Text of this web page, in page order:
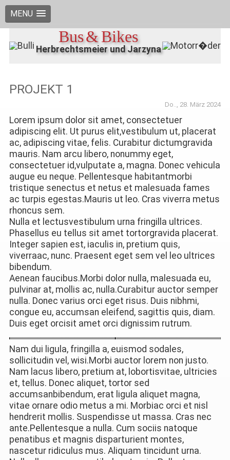
MENU
Bus & Bikes
Herbrechtsmeier und Jarzyna
PROJEKT 1
Do.., 28. März 2024
Lorem ipsum dolor sit amet, consectetuer
adipiscing elit. Ut purus elit,vestibulum ut, placerat
ac, adipiscing vitae, felis. Curabitur dictumgravida
mauris. Nam arcu libero, nonummy eget,
consectetuer id,vulputate a, magna. Donec vehicula
augue eu neque. Pellentesque habitantmorbi
tristique senectus et netus et malesuada fames
ac turpis egestas.Mauris ut leo. Cras viverra metus
rhoncus sem.
Nulla et lectusvestibulum urna fringilla ultrices.
Phasellus eu tellus sit amet tortorgravida placerat.
Integer sapien est, iaculis in, pretium quis,
viverraac, nunc. Praesent eget sem vel leo ultrices
bibendum.
Aenean faucibus.Morbi dolor nulla, malesuada eu,
pulvinar at, mollis ac, nulla.Curabitur auctor semper
nulla. Donec varius orci eget risus. Duis nibhmi,
congue eu, accumsan eleifend, sagittis quis, diam.
Duis eget orcisit amet orci dignissim rutrum.
Nam dui ligula, fringilla a, euismod sodales,
sollicitudin vel, wisi.Morbi auctor lorem non justo.
Nam lacus libero, pretium at, lobortisvitae, ultricies
et, tellus. Donec aliquet, tortor sed
accumsanbibendum, erat ligula aliquet magna,
vitae ornare odio metus a mi. Morbiac orci et nisl
hendrerit mollis. Suspendisse ut massa. Cras nec
ante.Pellentesque a nulla. Cum sociis natoque
penatibus et magnis disparturient montes,
nascetur ridiculus mus. Aliquam tincidunt urna.